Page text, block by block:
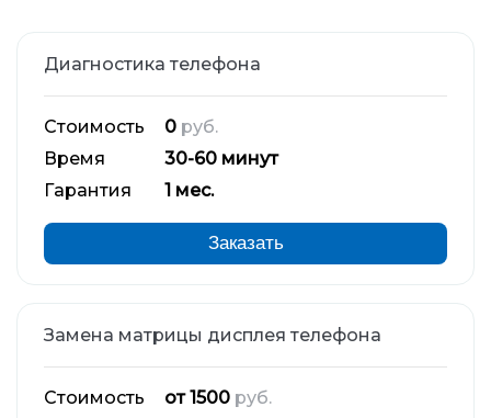
Диагностика телефона
Стоимость 0 руб.
Время
30-60 минут
Гарантия
1 мес.
Заказать
Замена матрицы дисплея телефона
Стоимость от 1500 руб.